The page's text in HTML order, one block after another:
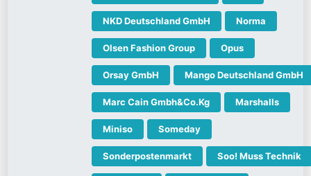
NKD Deutschland GmbH Norma
Olsen Fashion Group Opus
Orsay GmbH Mango Deutschland GmbH
Marc Cain Gmbh&Co.Kg Marshalls
Miniso Someday
Sonderpostenmarkt Soo! Muss Technik